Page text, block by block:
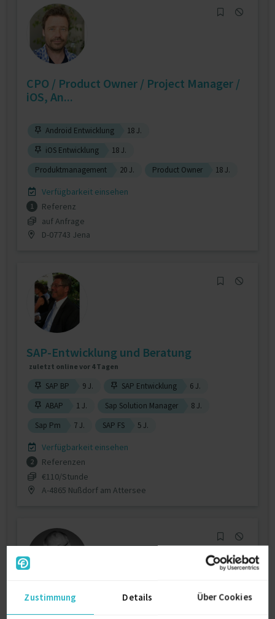
Zustimmung Details Über Cookies
CPO / Product Owner / Project Manager /
iOS, An...
Android Entwicklung
18 J.
iOS Entwicklung
18 J.
Produktmanagement
20 J. Product Owner 18 J.
Verfügbarkeit einsehen
1
Referenz
auf Anfrage
D-07743 Jena
SAP-Entwicklung und Beratung
zuletzt online vor 4 Tagen
SAP BP 9 J. SAP Entwicklung
6 J.
ABAP
1 J. Sap Solution Manager
8 J.
Sap Pm
7 J. SAP FS 5 J.
Verfügbarkeit einsehen
2
Referenzen
€110/Stunde
A-4865 Nußdorf am Attersee
Senior Software Developer (Python, Java,